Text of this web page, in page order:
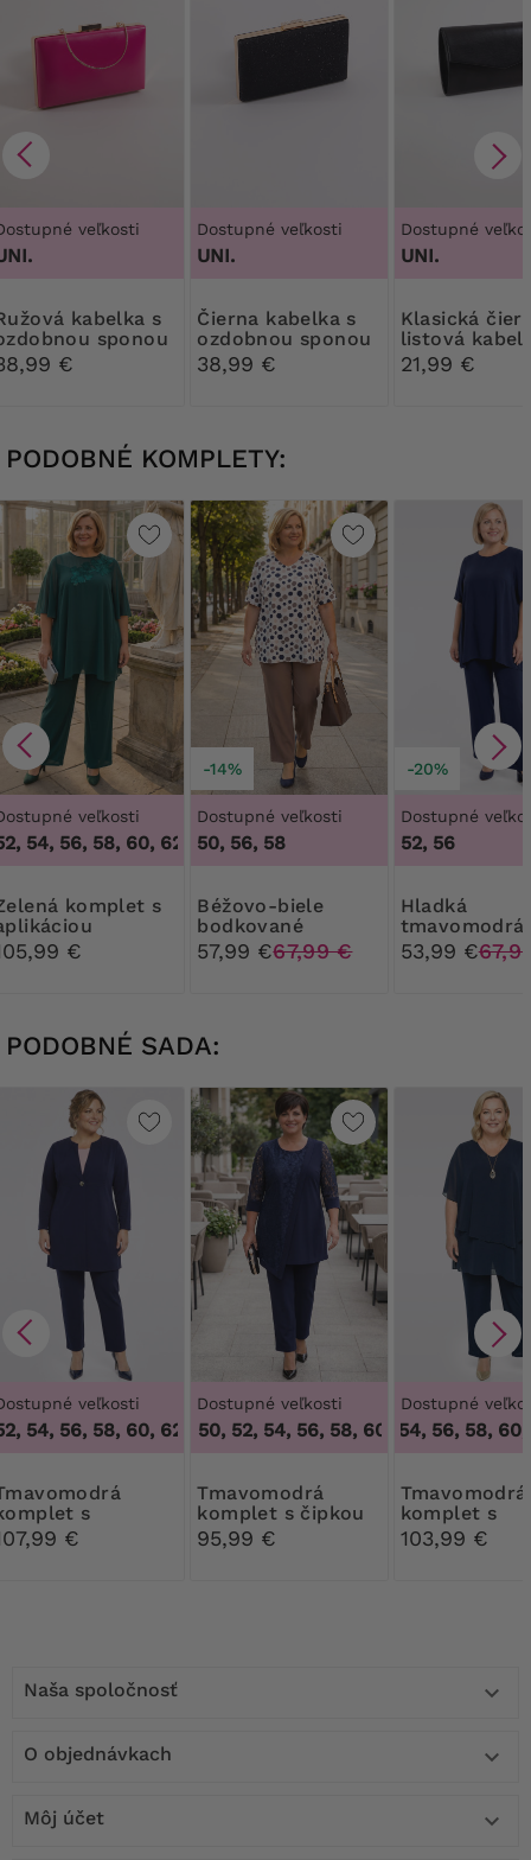
veľkosti
s
sponou
€
Dostupné veľkosti
UNI.
Čierna kabelka s
ozdobnou sponou
38,99 €
Dostupné
UNI.
Klasická čierna
listová
21,99 €
PODOBNÉ KOMPLETY:
veľkosti
54, 56, 58, 60, 62, 64,48, 50, 52, 54, 56, 58, 60, 62, 64
s
€
-14%
Dostupné veľkosti
50, 56, 58
Béžovo-biele
bodkované
komplet s
nohavicami
57,99 €67,99 €
-20%
Dostupné
52, 56
Hladká
tmavomodrá
komplet
53,99 €
PODOBNÉ SADA:
veľkosti
54, 56, 58, 60, 62, 64,48, 50, 52, 54, 56, 58, 60, 62, 64
s
€
Dostupné veľkosti
46, 48, 50, 52, 54, 56, 58, 60, 62, 64,46, 48,
Tmavomodrá
komplet s čipkou
95,99 €
Dostupné
50, 52, 54, 56, 58, 60,
Tmavomodrá
komplet s
103,99 €
Naša spoločnosť 
O objednávkach 
Môj účet 